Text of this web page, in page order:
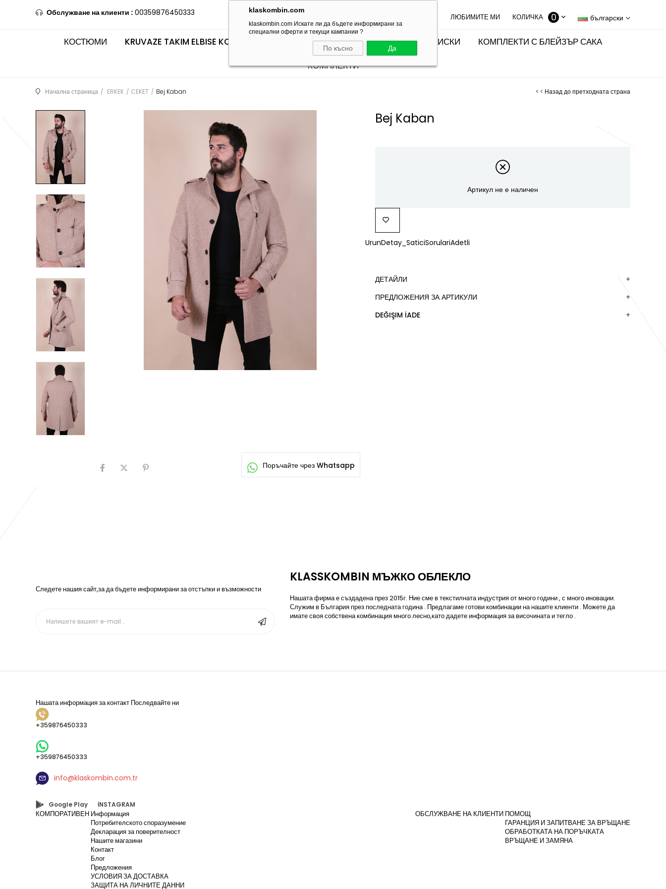
klaskombin.com
klaskombin.com Искате ли да бъдете информирани за
специални оферти и текущи кампании ?
По късно Да
Обслужване на клиенти : 00359876450333
български
КОЛИЧКА 0
КОСТЮМИ KRUVAZE TAKIM ELBISE KOMBINLERI SEÇTİKLERİMİZ КОМПЛЕКТИ С ТЕНИСКИ
КОМПЛЕКТИ С БЛЕЙЗЪР САКА
КОМПЛЕКТИ
Начална страница ERKEK CEKET Bej Kaban < < Назад до претходната страна
Bej Kaban
Артикул не е наличен
КЪМ
UrunDetay_SaticiSorulariAdetli
ДЕТАЙЛИ
ПРЕДЛОЖЕНИЯ ЗА АРТИКУЛИ
DEĞIŞIM İADE
Следете нашия сайт,за да бъдете информирани за отстъпки и възможности
KLASSKOMBIN МЪЖКО ОБЛЕКЛО
Нашата фирма е създадена през 2015г. Ние сме в текстилната индустрия от много години , с много иновации.
Служим в България през последната година . Предлагаме готови комбинации на нашите клиенти . Можете да
имате своя собствена комбинация много лесно,като дадете информация за височината и тегло .
Нашата информация за контакт
+359876450333
+359876450333
info@klaskombin.com.tr
Последвайте ни
Google Play
İNSTAGRAM
КОМПОРАТИВЕН Информация
Потребителското споразумение
Декларация за поверителност
Нашите магазини
Контакт
Блог
Предложения
УСЛОВИЯ ЗА ДОСТАВКА
ЗАЩИТА НА ЛИЧНИТЕ ДАННИ
ОБСЛУЖВАНЕ НА КЛИЕНТИ ПОМОЩ
ГАРАНЦИЯ И ЗАПИТВАНЕ ЗА ВРЪЩАНЕ
ОБРАБОТКАТА НА ПОРЪЧКАТА
ВРЪЩАНЕ И ЗАМЯНА